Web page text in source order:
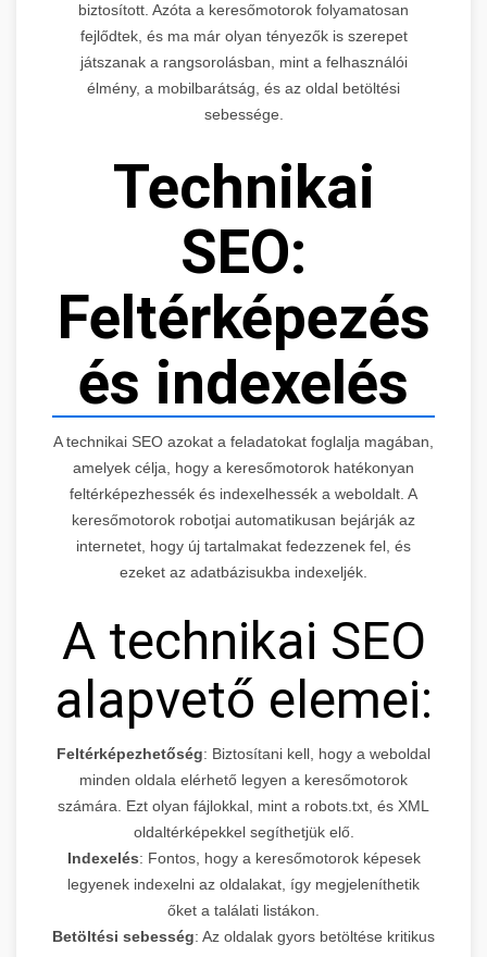
biztosított. Azóta a keresőmotorok folyamatosan
fejlődtek, és ma már olyan tényezők is szerepet
játszanak a rangsorolásban, mint a felhasználói
élmény, a mobilbarátság, és az oldal betöltési
sebessége.
Technikai
SEO:
Feltérképezés
és indexelés
A technikai SEO azokat a feladatokat foglalja magában,
amelyek célja, hogy a keresőmotorok hatékonyan
feltérképezhessék és indexelhessék a weboldalt. A
keresőmotorok robotjai automatikusan bejárják az
internetet, hogy új tartalmakat fedezzenek fel, és
ezeket az adatbázisukba indexeljék.
A technikai SEO
alapvető elemei:
Feltérképezhetőség: Biztosítani kell, hogy a weboldal
minden oldala elérhető legyen a keresőmotorok
számára. Ezt olyan fájlokkal, mint a robots.txt, és XML
oldaltérképekkel segíthetjük elő.
Indexelés: Fontos, hogy a keresőmotorok képesek
legyenek indexelni az oldalakat, így megjeleníthetik
őket a találati listákon.
Betöltési sebesség: Az oldalak gyors betöltése kritikus